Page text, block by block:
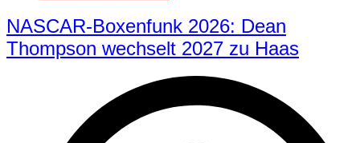
NASCAR-Boxenfunk 2026: Dean
Thompson wechselt 2027 zu Haas